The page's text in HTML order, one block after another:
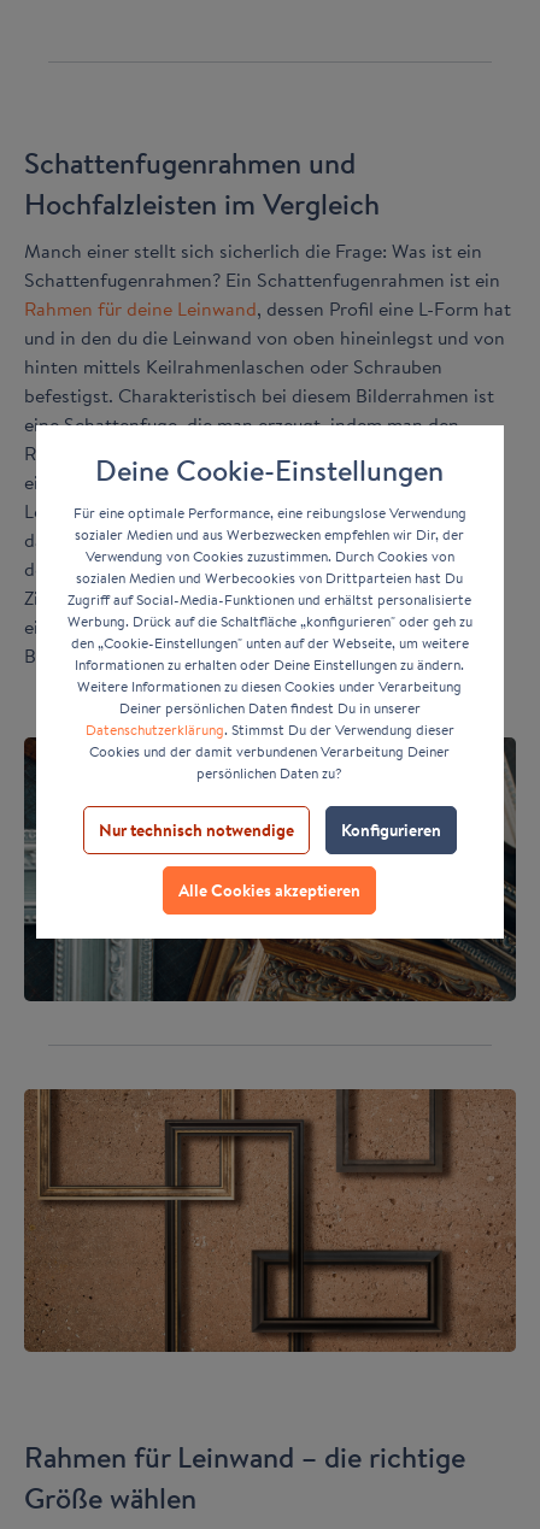
Schattenfugenrahmen und
Hochfalzleisten im Vergleich
Manch einer stellt sich sicherlich die Frage: Was ist ein
Schattenfugenrahmen? Ein Schattenfugenrahmen ist ein
Rahmen für deine Leinwand, dessen Profil eine L-Form hat
und in den du die Leinwand von oben hineinlegst und von
hinten mittels Keilrahmenlaschen oder Schrauben
befestigst. Charakteristisch bei diesem Bilderrahmen ist
eine Schattenfuge, die man erzeugt, indem man den
Rahmen nicht unmittelbar um die Leinwand legt, sondern
einen Abstand lässt. Das L-förmige Profil rahmt die
Leinwand auf eine schlichte Art und Weise ein und setzt
das Bild gekonnt in Szene. Eine Hochfalzleiste ist, wie es
der Name schon sagt, eine Leiste mit einem hohen Falz.
Ziel der Falz ist, es die Leinwand komplett in den Rahmen
einzulegen, sodass die Leinwand hinten nicht über den
Bilderrahmen hinausragt.
Rahmen für Leinwand – die richtige
Größe wählen
Deine Cookie-Einstellungen
Für eine optimale Performance, eine reibungslose Verwendung
sozialer Medien und aus Werbezwecken empfehlen wir Dir, der
Verwendung von Cookies zuzustimmen. Durch Cookies von
sozialen Medien und Werbecookies von Drittparteien hast Du
Zugriff auf Social-Media-Funktionen und erhältst personalisierte
Werbung. Drück auf die Schaltfläche „konfigurieren" oder geh zu
den „Cookie-Einstellungen" unten auf der Webseite, um weitere
Informationen zu erhalten oder Deine Einstellungen zu ändern.
Weitere Informationen zu diesen Cookies under Verarbeitung
Deiner persönlichen Daten findest Du in unserer
Datenschutzerklärung. Stimmst Du der Verwendung dieser
Cookies und der damit verbundenen Verarbeitung Deiner
persönlichen Daten zu?
Nur technisch notwendige Konfigurieren
Alle Cookies akzeptieren